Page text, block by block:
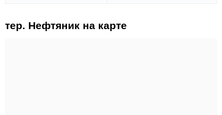
тер. Нефтяник на карте